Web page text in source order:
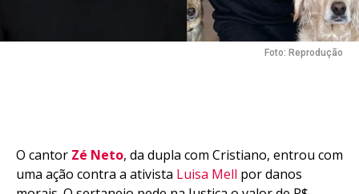
Foto: Reprodução
O cantor Zé Neto, da dupla com Cristiano, entrou com
uma ação contra a ativista Luisa Mell por danos